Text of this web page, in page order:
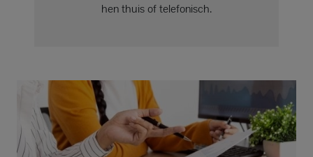
hen thuis of telefonisch.